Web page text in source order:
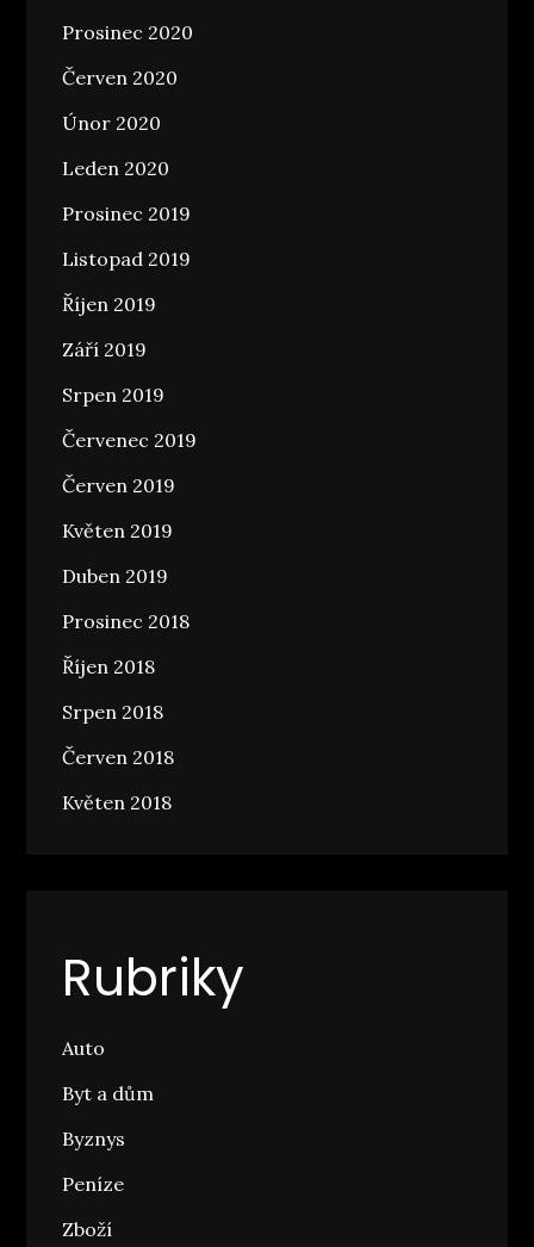
Prosinec 2020
Červen 2020
Únor 2020
Leden 2020
Prosinec 2019
Listopad 2019
Říjen 2019
Září 2019
Srpen 2019
Červenec 2019
Červen 2019
Květen 2019
Duben 2019
Prosinec 2018
Říjen 2018
Srpen 2018
Červen 2018
Květen 2018
Rubriky
Auto
Byt a dům
Byznys
Peníze
Zboží